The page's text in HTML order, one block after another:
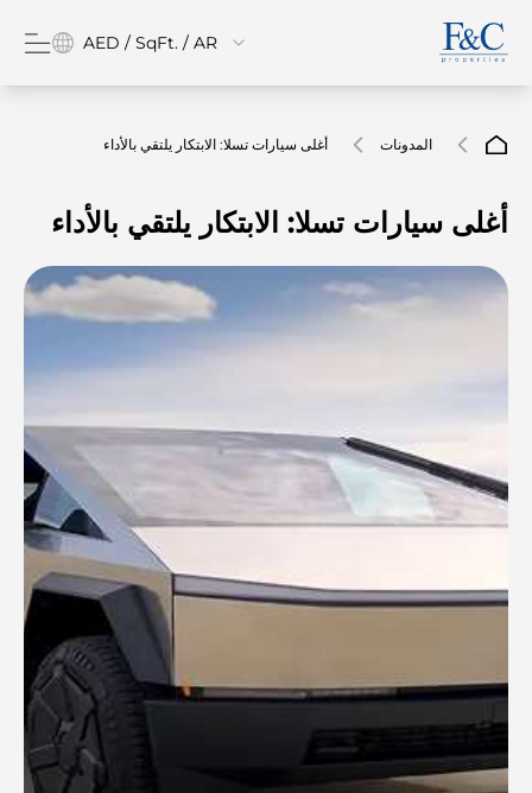
AED / SqFt. / AR
المدونات أغلى سيارات تسلا: الابتكار يلتقي بالأداء
أغلى سيارات تسلا: الابتكار يلتقي بالأداء